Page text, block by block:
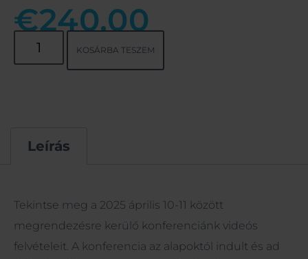
€240.00
KOSÁRBA TESZEM
Leírás
Tekintse meg a 2025 április 10-11 között
megrendezésre kerülő konferenciánk videós
felvételeit. A konferencia az alapoktól indult és ad